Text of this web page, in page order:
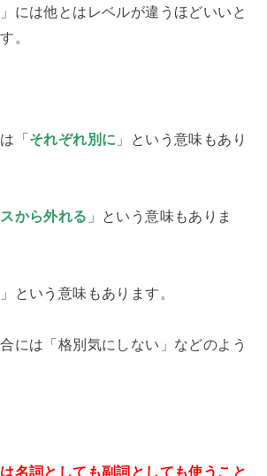
には他とはレベルが違うほどいいと
。
「それぞれ別に 」という意味もあり
から外れる 」という意味もありま
」という意味もあります。
には「格別気にしない」などのよう
名詞としても副詞としても使うこと